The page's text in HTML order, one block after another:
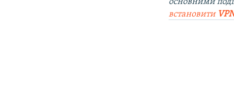
встановити